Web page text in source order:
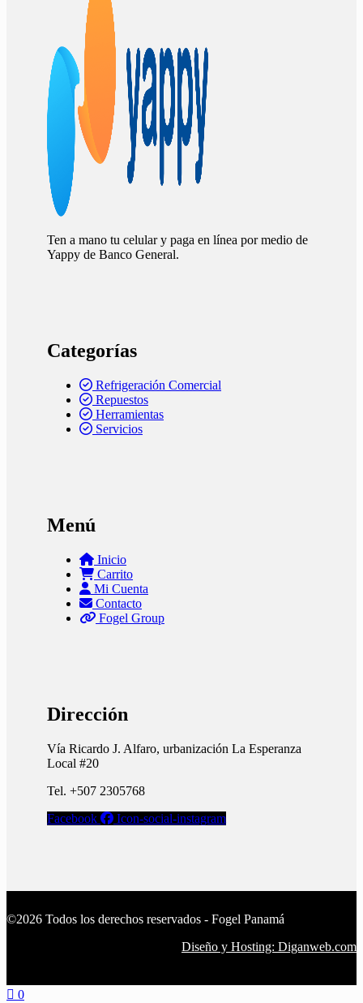
Ten a mano tu celular y paga en línea por medio de
Yappy de Banco General.
Categorías
Refrigeración Comercial
Repuestos
Herramientas
Servicios
Menú
Inicio
Carrito
Mi Cuenta
Contacto
Fogel Group
Dirección
Vía Ricardo J. Alfaro, urbanización La Esperanza
Local #20
Tel. +507 2305768
Facebook
Icon-social-instagram
©2026 Todos los derechos reservados - Fogel Panamá
Diseño y Hosting: Diganweb.com
0